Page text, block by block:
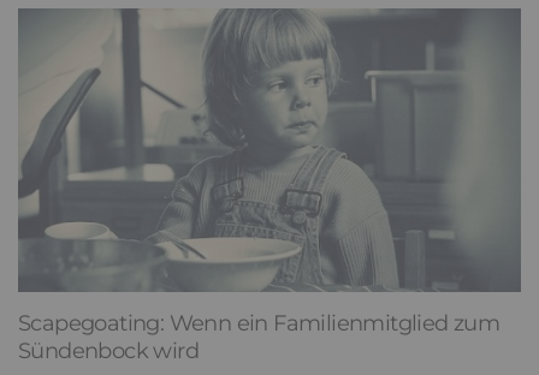
Scapegoating: Wenn ein Familienmitglied zum
Sündenbock wird